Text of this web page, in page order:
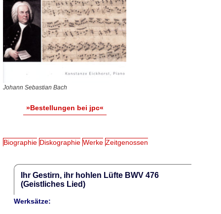
Johann Sebastian Bach
»Bestellungen bei jpc«
Biographie Diskographie Werke Zeitgenossen
Ihr Gestirn, ihr hohlen Lüfte BWV 476
(Geistliches Lied)
Werksätze: